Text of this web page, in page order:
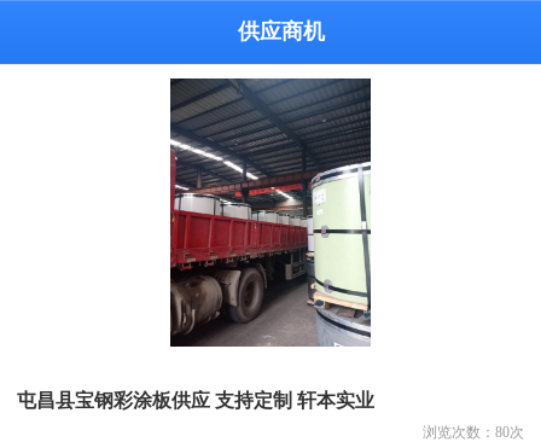
供应商机
屯昌县宝钢彩涂板供应 支持定制 轩本实业
浏览次数： 80次